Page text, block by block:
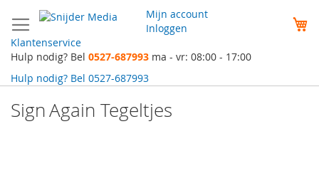
naar
de
inhoud
Mijn account
Inloggen
Klantenservice
Hulp nodig? Bel 0527-687993 ma - vr: 08:00 - 17:00
Hulp nodig? Bel 0527-687993
Sign Again Tegeltjes